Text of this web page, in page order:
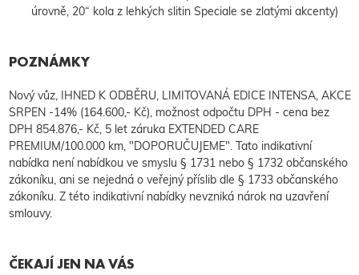
úrovně, 20“ kola z lehkých slitin Speciale se zlatými akcenty)
POZNÁMKY
Nový vůz, IHNED K ODBĚRU, LIMITOVANÁ EDICE INTENSA, AKCE
SRPEN -14% (164.600,- Kč), možnost odpočtu DPH - cena bez
DPH 854.876,- Kč, 5 let záruka EXTENDED CARE
PREMIUM/100.000 km, "DOPORUČUJEME". Tato indikativní
nabídka není nabídkou ve smyslu § 1731 nebo § 1732 občanského
zákoníku, ani se nejedná o veřejný příslib dle § 1733 občanského
zákoníku. Z této indikativní nabídky nevzniká nárok na uzavření
smlouvy.
ČEKAJÍ JEN NA VÁS